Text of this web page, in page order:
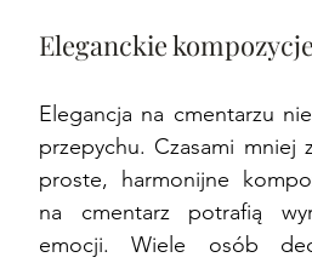
Eleganckie
Elegancja na cmentarzu
przepychu. Czasami mniej
proste, harmonijne
na cmentarz potrafią
emocji. Wiele osób